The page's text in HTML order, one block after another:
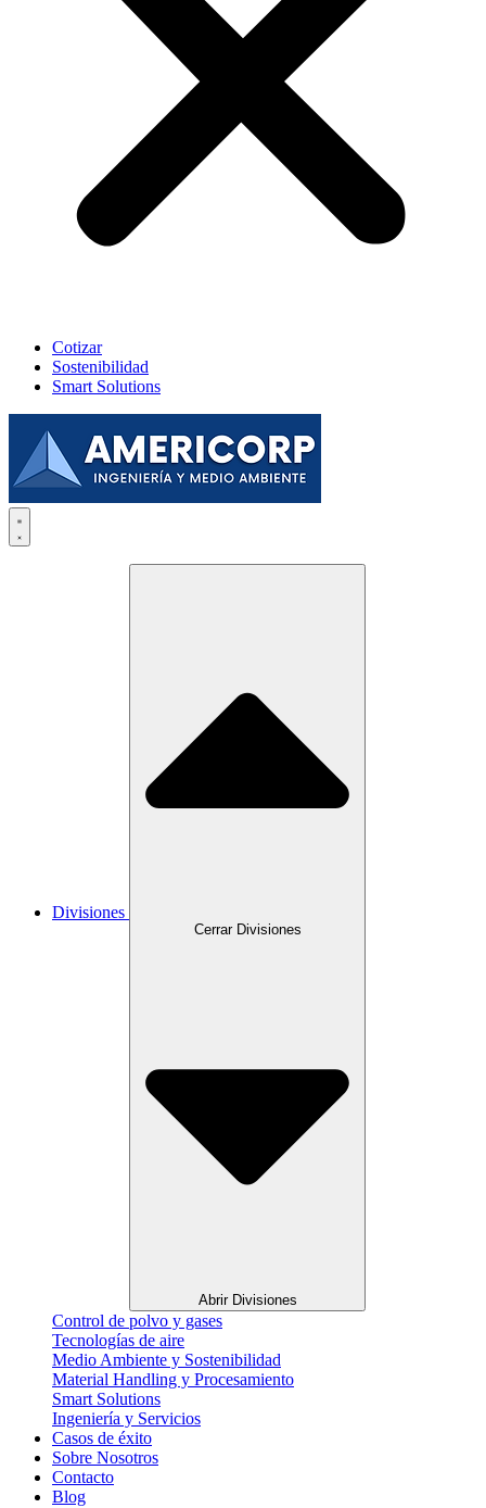
Cotizar
Sostenibilidad
Smart Solutions
Divisiones
Cerrar Divisiones
Abrir Divisiones
Control de polvo y gases
Tecnologías de aire
Medio Ambiente y Sostenibilidad
Material Handling y Procesamiento
Smart Solutions
Ingeniería y Servicios
Casos de éxito
Sobre Nosotros
Contacto
Blog